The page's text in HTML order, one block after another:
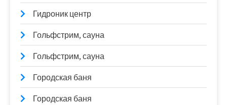
Гидроник центр
Гольфстрим, сауна
Гольфстрим, сауна
Городская баня
Городская баня